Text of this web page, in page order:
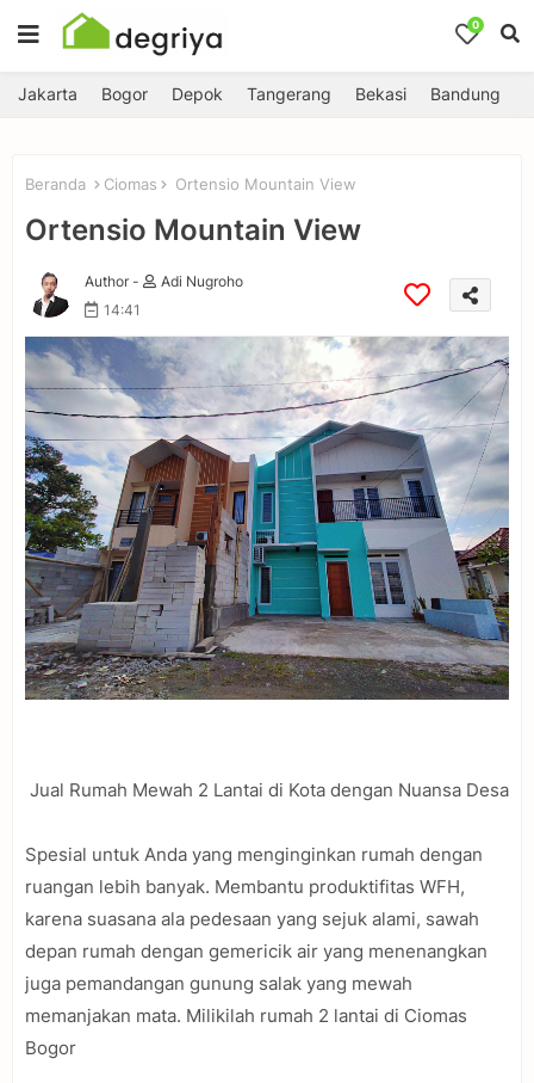
0
Jakarta Bogor Depok Tangerang Bekasi Bandung
Beranda Ciomas Ortensio Mountain View
Ortensio Mountain View
Author -
Adi Nugroho
14:41
Jual Rumah Mewah 2 Lantai di Kota dengan Nuansa Desa
Spesial untuk Anda yang menginginkan rumah dengan
ruangan lebih banyak. Membantu produktifitas WFH,
karena suasana ala pedesaan yang sejuk alami, sawah
depan rumah dengan gemericik air yang menenangkan
juga pemandangan gunung salak yang mewah
memanjakan mata. Milikilah rumah 2 lantai di Ciomas
Bogor